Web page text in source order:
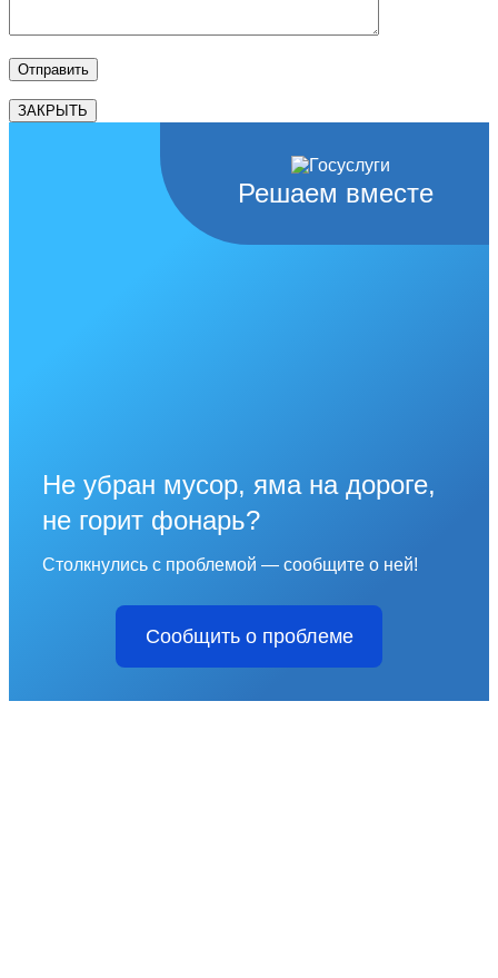
ЗАКРЫТЬ
Решаем вместе
Не убран мусор, яма на дороге,
не горит фонарь?
Столкнулись с проблемой — сообщите о ней!
Сообщить о проблеме